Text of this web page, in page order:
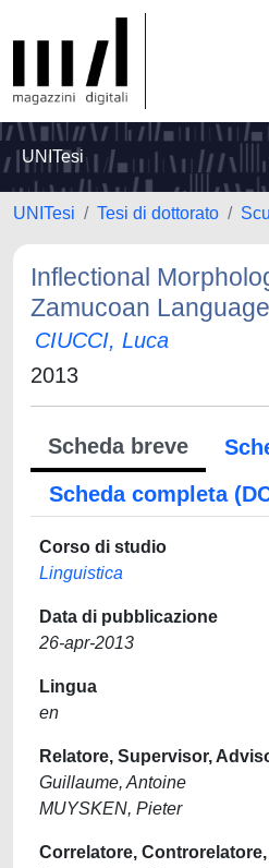
UNITesi
UNITesi Tesi di dottorato
Inflectional
Zamucoan
CIUCCI, Luca
2013
Scheda breve
Scheda completa
Corso di studio
Linguistica
Data di pubblicazione
26-apr-2013
Lingua
en
Relatore, Supervisor,
Guillaume, Antoine
MUYSKEN, Pieter
Correlatore,